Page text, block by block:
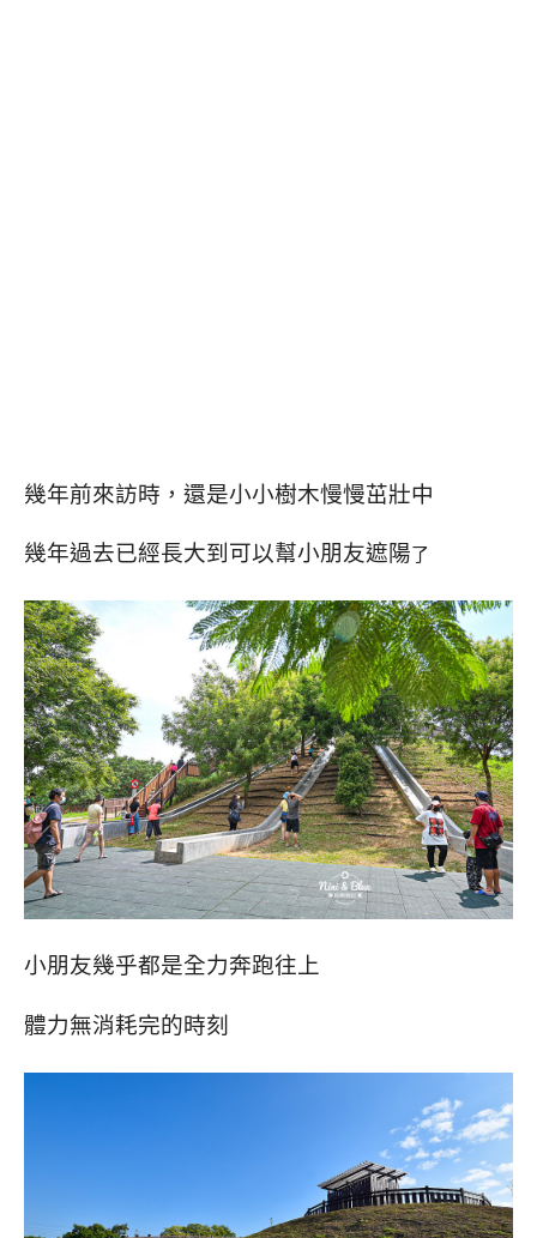
幾年前來訪時，還是小小樹木慢慢茁壯中
幾年過去已經長大到可以幫小朋友遮陽了
小朋友幾乎都是全力奔跑往上
體力無消耗完的時刻